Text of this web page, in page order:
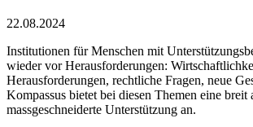
22.08.2024
Institutionen für Menschen mit
wieder vor Herausforderungen:
Herausforderungen, rechtliche Fragen, neue
Kompassus bietet bei diesen Themen eine breit
massgeschneiderte Unterstützung an.